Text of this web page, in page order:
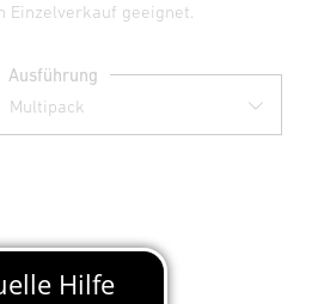
Einzelverkauf geeignet.
Ausführung